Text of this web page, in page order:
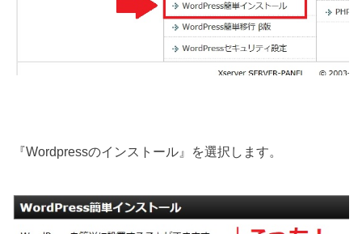
『Wordpressのインストール』を選択します。